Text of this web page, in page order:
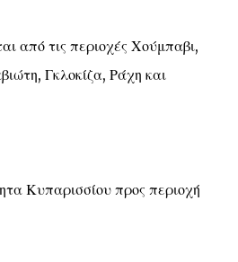
από τις περιοχές Χούμπαβι,
Γκλοκίζα, Ράχη και
Κυπαρισσίου προς περιοχή